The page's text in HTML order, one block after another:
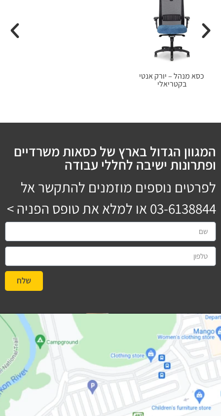
כסא מנהל – יורק אנטי
בקטריאלי
המגוון הגדול בארץ של כסאות משרדיים
ופתרונות ישיבה לחללי עבודה
לפרטים נוספים מוזמנים להתקשר אל
03-6138844 או למלא את טופס הפניה >
שלח